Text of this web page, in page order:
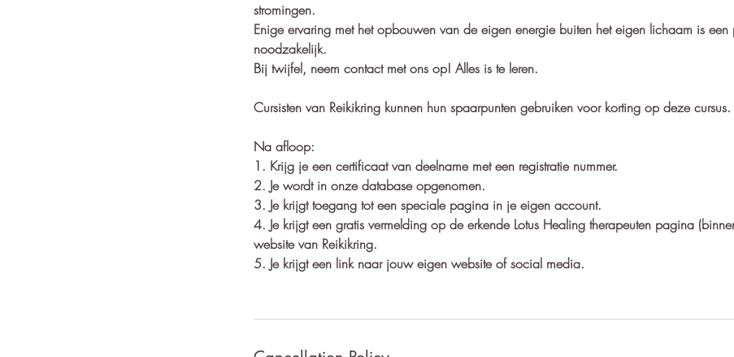
stromingen.
Enige ervaring met het opbouwen van de eigen energie buiten het eigen lichaam is
noodzakelijk.
Bij twijfel, neem contact met ons op! Alles is te leren.
Cursisten van Reikikring kunnen hun spaarpunten gebruiken voor korting op deze cursus.
Na afloop:
1. Krijg je een certificaat van deelname met een registratie nummer.
2. Je wordt in onze database opgenomen.
3. Je krijgt toegang tot een speciale pagina in je eigen account.
4. Je krijgt een gratis vermelding op de erkende Lotus Healing therapeuten pagina
website van Reikikring.
5. Je krijgt een link naar jouw eigen website of social media.